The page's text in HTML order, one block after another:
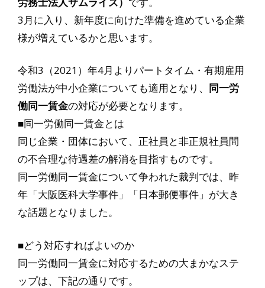
3月に入り、新年度に向けた準備を進めている企業
様が増えているかと思います。
令和3（2021）年4月よりパートタイム・有期雇用
労働法が中小企業についても適用となり、 同一労
働同一賃金の対応が必要となります。
■同一労働同一賃金とは
同じ企業・団体において、正社員と非正規社員間
の不合理な待遇差の解消を目指すものです。
同一労働同一賃金について争われた裁判では、昨
年「大阪医科大学事件」「日本郵便事件」が大き
な話題となりました。
■どう対応すればよいのか
同一労働同一賃金に対応するための大まかなステ
ップは、下記の通りです。